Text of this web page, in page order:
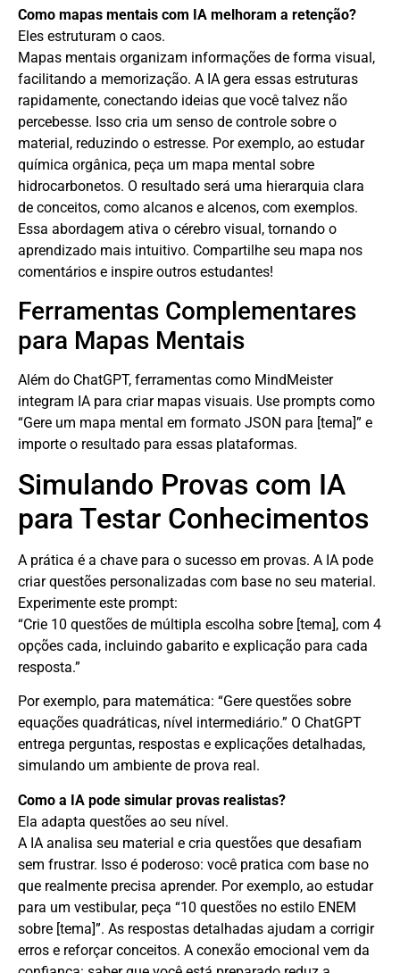
Como mapas mentais com IA melhoram a retenção?
Eles estruturam o caos.
Mapas mentais organizam informações de forma visual,
facilitando a memorização. A IA gera essas estruturas
rapidamente, conectando ideias que você talvez não
percebesse. Isso cria um senso de controle sobre o
material, reduzindo o estresse. Por exemplo, ao estudar
química orgânica, peça um mapa mental sobre
hidrocarbonetos. O resultado será uma hierarquia clara
de conceitos, como alcanos e alcenos, com exemplos.
Essa abordagem ativa o cérebro visual, tornando o
aprendizado mais intuitivo. Compartilhe seu mapa nos
comentários e inspire outros estudantes!
Ferramentas Complementares
para Mapas Mentais
Além do ChatGPT, ferramentas como MindMeister
integram IA para criar mapas visuais. Use prompts como
“Gere um mapa mental em formato JSON para [tema]” e
importe o resultado para essas plataformas.
Simulando Provas com IA
para Testar Conhecimentos
A prática é a chave para o sucesso em provas. A IA pode
criar questões personalizadas com base no seu material.
Experimente este prompt:
“Crie 10 questões de múltipla escolha sobre [tema], com 4
opções cada, incluindo gabarito e explicação para cada
resposta.”
Por exemplo, para matemática: “Gere questões sobre
equações quadráticas, nível intermediário.” O ChatGPT
entrega perguntas, respostas e explicações detalhadas,
simulando um ambiente de prova real.
Como a IA pode simular provas realistas?
Ela adapta questões ao seu nível.
A IA analisa seu material e cria questões que desafiam
sem frustrar. Isso é poderoso: você pratica com base no
que realmente precisa aprender. Por exemplo, ao estudar
para um vestibular, peça “10 questões no estilo ENEM
sobre [tema]”. As respostas detalhadas ajudam a corrigir
erros e reforçar conceitos. A conexão emocional vem da